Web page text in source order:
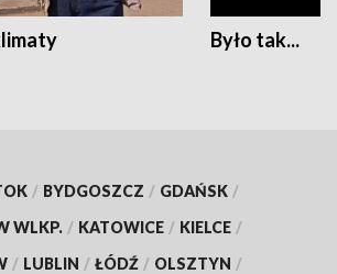
Było tak...
/ BYDGOSZCZ / GDAŃSK /
WLKP. / KATOWICE / KIELCE /
/ LUBLIN / ŁÓDŹ / OLSZTYN /